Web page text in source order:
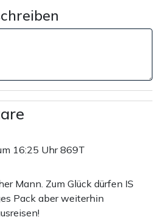
16:25 Uhr869T
Mann. Zum Glück dürfen IS
Pack aber weiterhin